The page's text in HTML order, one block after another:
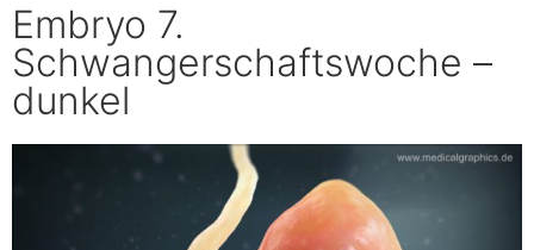
Embryo 7.
Schwangerschaftswoche –
dunkel